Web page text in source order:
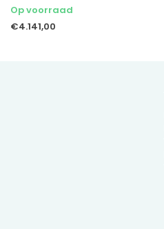
Op voorraad
€4.141,00